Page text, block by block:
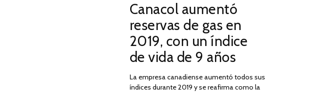
ON
2025
Canacol aumentó
reservas de gas en
2019, con un índice
de vida de 9 años
La empresa canadiense aumentó todos sus
índices durante 2019 y se reafirma como la